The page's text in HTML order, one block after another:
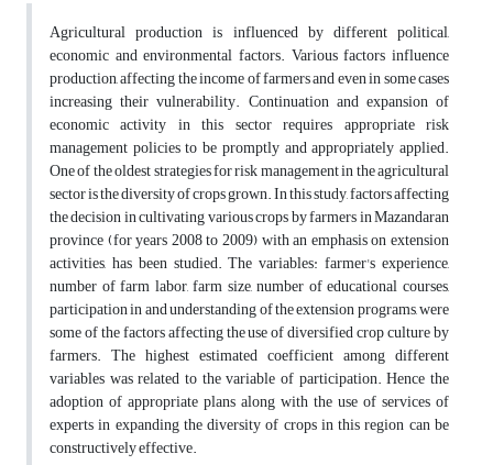
Agricultural production is influenced by different political,
economic and environmental factors. Various factors influence
production, affecting the income of farmers and even in some cases
increasing their vulnerability. Continuation and expansion of
economic activity in this sector requires appropriate risk
management policies to be promptly and appropriately applied.
One of the oldest strategies for risk management in the agricultural
sector is the diversity of crops grown. In this study, factors affecting
the decision in cultivating various crops by farmers in Mazandaran
province (for years 2008 to 2009) with an emphasis on extension
activities, has been studied. The variables: farmer's experience,
number of farm labor, farm size, number of educational courses,
participation in and understanding of the extension programs, were
some of the factors affecting the use of diversified crop culture by
farmers. The highest estimated coefficient among different
variables was related to the variable of participation. Hence the
adoption of appropriate plans along with the use of services of
experts in expanding the diversity of crops in this region can be
constructively effective.